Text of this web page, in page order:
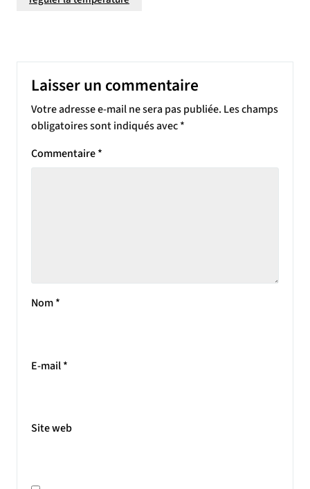
Laisser un commentaire
Votre adresse e-mail ne sera pas publiée. Les champs
obligatoires sont indiqués avec*
Commentaire*
Nom*
E-mail*
Site web